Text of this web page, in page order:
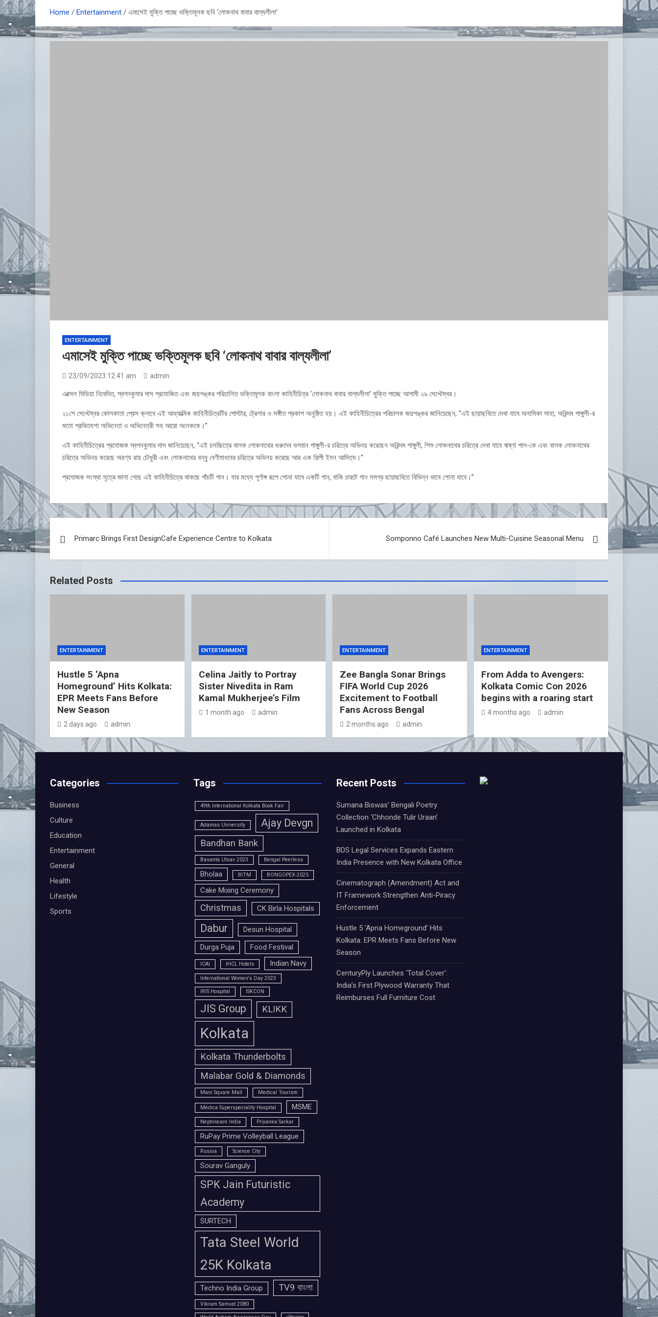
Home Entertainment এমাসেই মুক্তি পাচ্ছে ভক্তিমূলক ছবি ‘লোকনাথ বাবার বাল্যলীলা’
ENTERTAINMENT
এমাসেই মুক্তি পাচ্ছে ভক্তিমূলক ছবি ‘লোকনাথ বাবার বাল্যলীলা’
23/09/2023 12:41 am admin
এক্সেল মিডিয়া নিবেদিত, স্বপনকুমার দাস প্রযোজিত এবং জয়শঙ্কর পরিচালিত ভক্তিমূলক বাংলা কাহিনীচিত্র ‘লোকনাথ বাবার বাল্যলীলা’ মুক্তি পাচ্ছে আগামী ২৯ সেপ্টেম্বর।
২১শে সেপ্টেম্বর কোলকাতা প্রেস ক্লাবে এই আধ্যাত্মিক কাহিনীচিত্রটির পোস্টার, ট্রেলার ও সঙ্গীত প্রকাশ অনুষ্ঠিত হয়। এই কাহিনীচিত্রের পরিচালক জয়শঙ্কর জানিয়েছেন, “এই ছায়াছবিতে দেখা যাবে অনামিকা সাহা, অরিন্দম গাঙ্গুলী-র
মতো প্রথিতযশা অভিনেতা ও অভিনেত্রী সহ আরো অনেককে।”
এই কাহিনীচিত্রের প্রযোজক স্বপনকুমার দাস জানিয়েছেন, “এই চলচ্চিত্রে বালক লোকনাথের গুরুদেব ভগবান গাঙ্গুলী-র চরিত্রে অভিনয় করেছেন অরিন্দম গাঙ্গুলী, শিশু লোকনাথের চরিত্রে দেখা যাবে ঋষ্ণা পাল-কে এবং বালক লোকনাথের
চরিত্রে অভিনয় করেছে অরণ্য রায় চৌধুরী এবং লোকনাথের বন্ধু বেণীমাধবের চরিত্রে অভিনয় করেছে আর এক শিল্পী ইমন আদিত্য।”
প্রযোজক সংস্থা সূত্রে জানা গেছে এই কাহিনীচিত্রে থাকছে পাঁচটি গান। যার মধ্যে পূর্ণাঙ্গ রূপে শোনা যাবে একটি গান, বাকি চারটে গান সমগ্র ছায়াছবিতে বিভিন্ন ভাবে শোনা যাবে।”
Post
navigation
Primarc Brings First DesignCafe Experience Centre to Kolkata Somponno Café Launches New Multi-Cuisine Seasonal Menu
Related Posts
ENTERTAINMENT
Hustle 5 ‘Apna
Homeground’ Hits Kolkata:
EPR Meets Fans Before
New Season
2 days ago admin
ENTERTAINMENT
Celina Jaitly to Portray
Sister Nivedita in Ram
Kamal Mukherjee’s Film
1 month ago admin
ENTERTAINMENT
Zee Bangla Sonar Brings
FIFA World Cup 2026
Excitement to Football
Fans Across Bengal
2 months ago admin
ENTERTAINMENT
From Adda to Avengers:
Kolkata Comic Con 2026
begins with a roaring start
4 months ago admin
Categories
Business
Culture
Education
Entertainment
General
Health
Lifestyle
Sports
Tags
49th International Kolkata Book Fair
Adamas University Ajay Devgn
Bandhan Bank
Basanta Utsav 2023 Bengal Peerless
Bholaa BITM BONGOPEX-2025
Cake Mixing Ceremony
Christmas CK Birla Hospitals
Dabur
Desun Hospital
Durga Puja
Food Festival
ICAI IHCL Hotels Indian Navy
International Women's Day 2023
IRIS Hospital ISKCON
JIS Group KLIKK
Kolkata
Kolkata Thunderbolts
Malabar Gold & Diamonds
Mani Square Mall Medical Tourism
Medica Superspeciality Hospital MSME
Nephrocare India Priyanka Sarkar
RuPay Prime Volleyball League
Russia Science City
Sourav Ganguly
SPK Jain Futuristic
Academy
SURTECH
Tata Steel World
25K Kolkata
Techno India Group TV9 বাংলা
Vikram Samvat 2080
Recent Posts
Sumana Biswas’ Bengali Poetry
Collection ‘Chhonde Tulir Uraan’
Launched in Kolkata
BDS Legal Services Expands Eastern
India Presence with New Kolkata Office
Cinematograph (Amendment) Act and
IT Framework Strengthen Anti-Piracy
Enforcement
Hustle 5 ‘Apna Homeground’ Hits
Kolkata: EPR Meets Fans Before New
Season
CenturyPly Launches ‘Total Cover’:
India’s First Plywood Warranty That
Reimburses Full Furniture Cost